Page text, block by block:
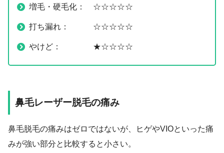
増毛・硬毛化： ☆☆☆☆☆
打ち漏れ： ☆☆☆☆☆
やけど： ★☆☆☆☆
鼻毛レーザー脱毛の痛み
鼻毛脱毛の痛みはゼロではないが、ヒゲやVIOといった痛
みが強い部分と比較すると小さい。